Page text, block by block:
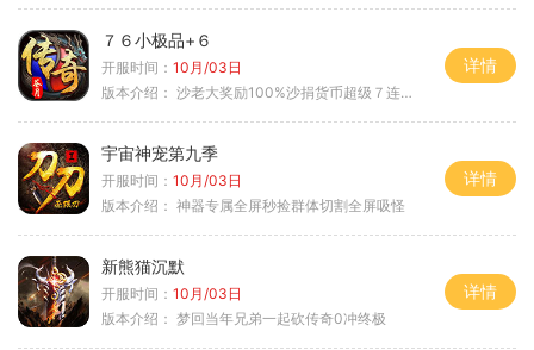
７６小极品+６
开服时间： 10月/03日
版本介绍： 沙老大奖励100%沙捐货币超级７连鞭尸
详情
宇宙神宠第九季
开服时间： 10月/03日
版本介绍： 神器专属全屏秒捡群体切割全屏吸怪
详情
新熊猫沉默
开服时间： 10月/03日
版本介绍： 梦回当年兄弟一起砍传奇0冲终极
详情